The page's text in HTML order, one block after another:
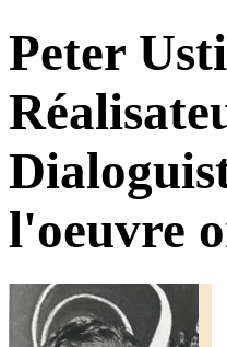
Peter
l'oeuvre